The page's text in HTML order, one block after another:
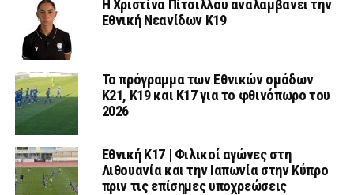
Η Χριστίνα Πίτσιλλου αναλαμβάνει την
Εθνική Νεανίδων Κ19
Το πρόγραμμα των Εθνικών ομάδων
Κ21, Κ19 και Κ17 για το φθινόπωρο του
2026
Εθνική K17 | Φιλικοί αγώνες στη
Λιθουανία και την Ιαπωνία στην Κύπρο
πριν τις επίσημες υποχρεώσεις